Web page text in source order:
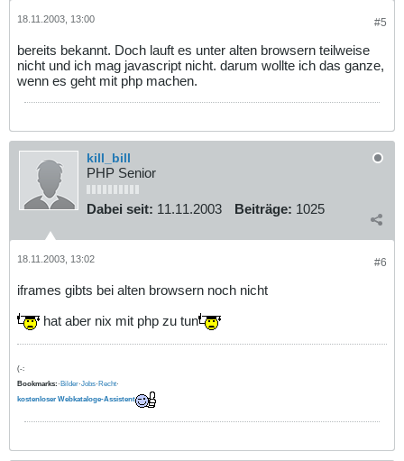
#5
18.11.2003, 13:00
bereits bekannt. Doch lauft es unter alten browsern teilweise
nicht und ich mag javascript nicht. darum wollte ich das ganze,
wenn es geht mit php machen.
kill_bill
PHP Senior
Dabei seit: 11.11.2003 Beiträge: 1025
#6
18.11.2003, 13:02
iframes gibts bei alten browsern noch nicht
hat aber nix mit php zu tun
(-:
Bookmarks: · Bilder·Jobs· Recht·
kostenloser Webkataloge-Assistent